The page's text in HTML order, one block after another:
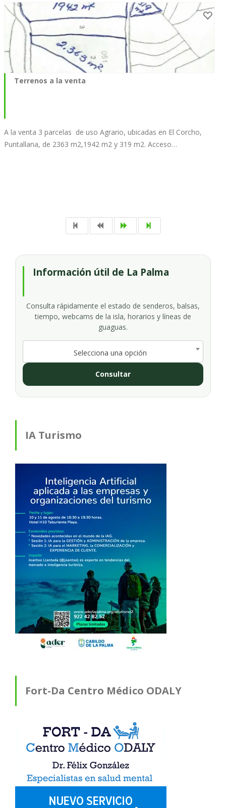
Terrenos a la venta
A la venta 3 parcelas de uso Agrario, ubicadas en El Corcho,
Puntallana, de 2363 m2,1942 m2 y 319 m2. Acceso…
Información útil de La Palma
Consulta rápidamente el estado de senderos, balsas,
tiempo, webcams de la isla, horarios y líneas de
guaguas.
Selecciona una opción
Consultar
IA Turismo
Fort-Da Centro Médico ODALY